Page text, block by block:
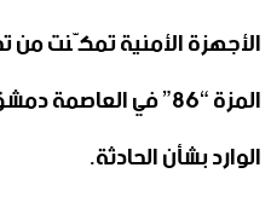
الأجهزة الأمنية تمكّنت
المزة “86” في
الوارد بشأن الحادثة.